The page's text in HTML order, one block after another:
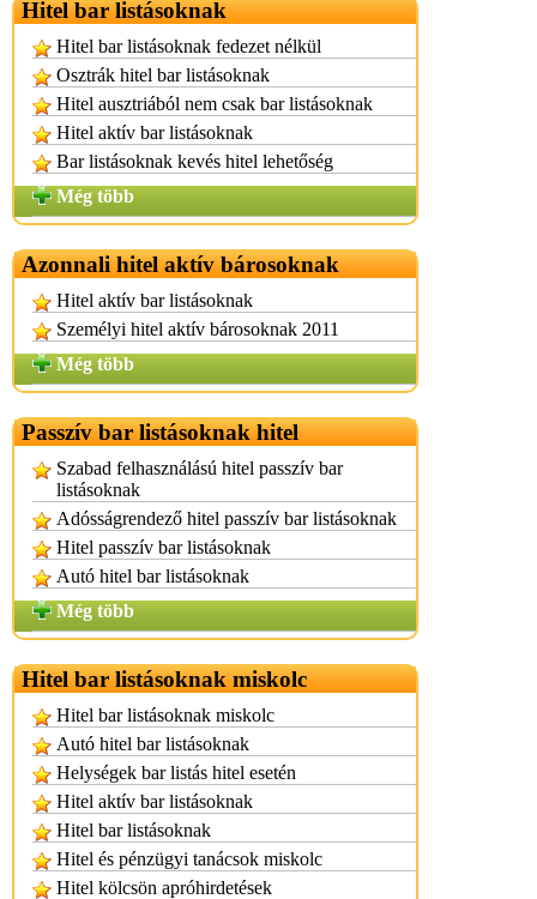
Hitel bar listásoknak
Hitel bar listásoknak fedezet nélkül
Osztrák hitel bar listásoknak
Hitel ausztriából nem csak bar listásoknak
Hitel aktív bar listásoknak
Bar listásoknak kevés hitel lehetőség
Még több
Azonnali hitel aktív bárosoknak
Hitel aktív bar listásoknak
Személyi hitel aktív bárosoknak 2011
Még több
Passzív bar listásoknak hitel
Szabad felhasználású hitel passzív bar
listásoknak
Adósságrendező hitel passzív bar listásoknak
Hitel passzív bar listásoknak
Autó hitel bar listásoknak
Még több
Hitel bar listásoknak miskolc
Hitel bar listásoknak miskolc
Autó hitel bar listásoknak
Helységek bar listás hitel esetén
Hitel aktív bar listásoknak
Hitel bar listásoknak
Hitel és pénzügyi tanácsok miskolc
Hitel kölcsön apróhirdetések